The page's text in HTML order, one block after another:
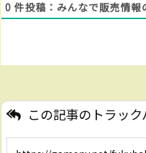
0 件投稿：みんなで販売情報
この記事のトラッ